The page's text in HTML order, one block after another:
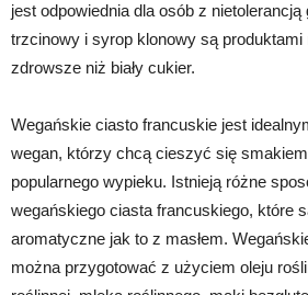
jest odpowiednia dla osób z nietolerancją
trzcinowy i syrop klonowy są
zdrowsze niż biały cukier.
Wegańskie ciasto francuskie jest
wegan, którzy chcą cieszyć się
popularnego wypieku. Istnieją różne
wegańskiego ciasta francuskiego, które
aromatyczne jak to z masłem.
można przygotować z użyciem oleju